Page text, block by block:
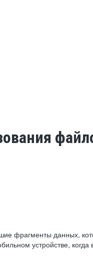
фрагменты данных,
устройстве,